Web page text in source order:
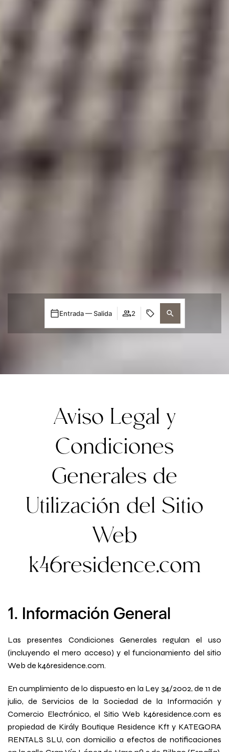
Entrada — Salida 2
Aviso Legal y
Condiciones
Generales de
Utilización del Sitio
Web
k46residence.com
1. Información General
Las presentes Condiciones Generales regulan el uso
(incluyendo el mero acceso) y el funcionamiento del sitio
Web de k46residence.com.
En cumplimiento de lo dispuesto en la Ley 34/2002, de 11 de
julio, de Servicios de la Sociedad de la Información y
Comercio Electrónico, el Sitio Web k46residence.com es
propiedad de Király Boutique Residence Kft y KATEGORA
RENTALS SLU, con domicilio a efectos de notificaciones